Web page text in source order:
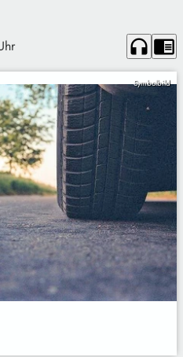
headphones chrome_reader_mode
Symbolbild